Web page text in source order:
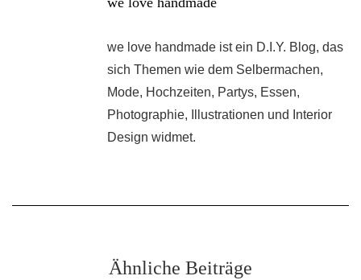
we love handmade ist ein D.I.Y. Blog, das
sich Themen wie dem Selbermachen,
Mode, Hochzeiten, Partys, Essen,
Photographie, Illustrationen und Interior
Design widmet.
Ähnliche Beiträge